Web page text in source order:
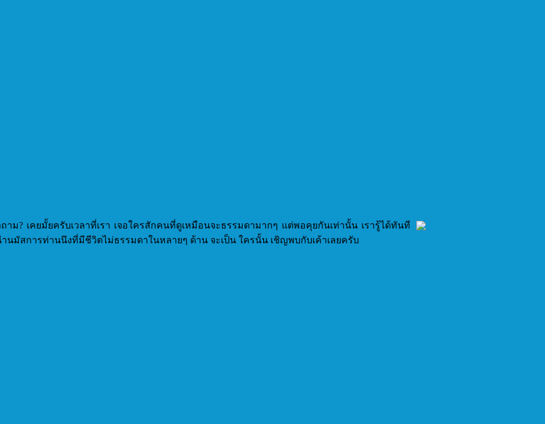
ม? เคยมั้ยครับเวลาที่เรา เจอใครสักคนที่ดูเหมือนจะธรรมดามากๆ แต่พอคุยกันเท่านั้น เรารู้ได้ทันที
นมัสการท่านนึงที่มีชีวิตไม่ธรรมดาในหลายๆ ด้าน จะเป็น ใครนั้น เชิญพบกับเค้าเลยครับ